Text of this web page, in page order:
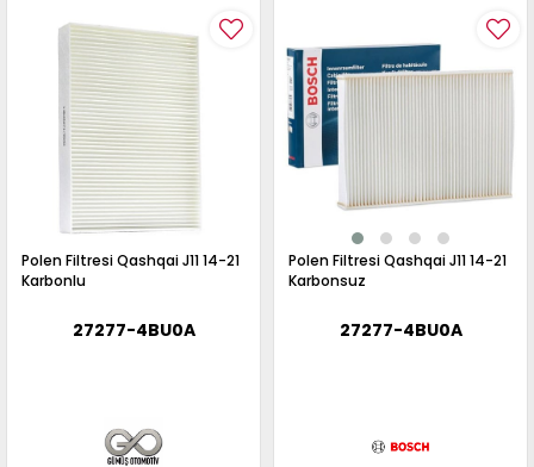
Polen Filtresi Qashqai J11 14-21
Karbonlu
27277-4BU0A
Polen Filtresi Qashqai J11 14-21
Karbonsuz
27277-4BU0A